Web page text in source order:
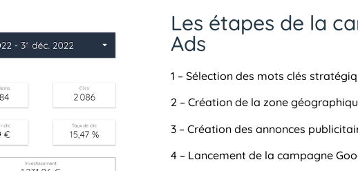
Les étapes de la
Ads
1 – Sélection des mots clés
2 – Création de la zone
3 – Création des annonces
4 – Lancement de la campagne